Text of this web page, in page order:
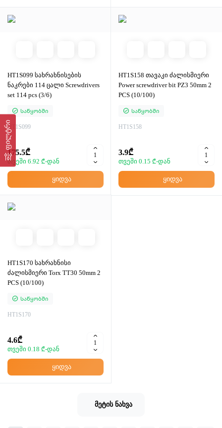
ფილტრი
HT1S099 სახრახნისების
ნაკრები 114 ცალი Screwdrivers
set 114 pcs (3/6)
Საწყობში
HT1S099
175.5₾
თვეში 6.92 ₾-დან
ყიდვა
HT1S158 თავაკი ძალისმიერი
Power screwdriver bit PZ3 50mm 2
PCS (10/100)
Საწყობში
HT1S158
3.9₾
თვეში 0.15 ₾-დან
ყიდვა
HT1S170 სახრახნისი
ძალისმიერი Torx TT30 50mm 2
PCS (10/100)
Საწყობში
HT1S170
4.6₾
თვეში 0.18 ₾-დან
ყიდვა
მეტის ნახვა